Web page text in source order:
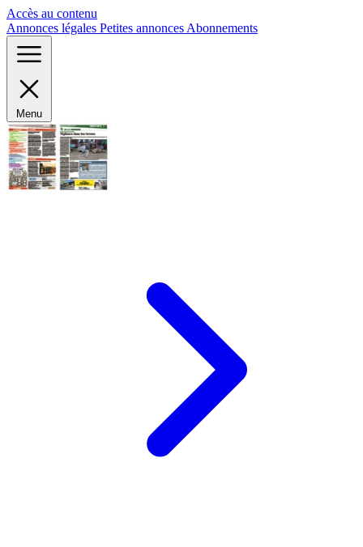
Accès au contenu
Annonces légales Petites annonces Abonnements
Menu
Panneau de gestion des cookies